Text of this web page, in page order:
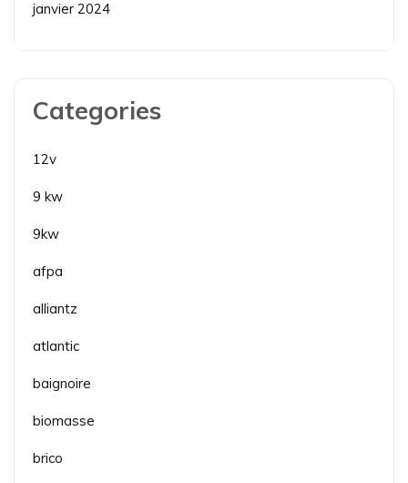
janvier 2024
Categories
12v
9 kw
9kw
afpa
alliantz
atlantic
baignoire
biomasse
brico